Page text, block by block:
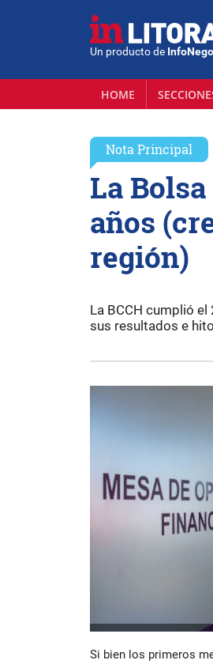
Un producto de
HOME
Nota Principal
La
años
región)
La BCCH cumplió
sus resultados e
Si bien los primeros